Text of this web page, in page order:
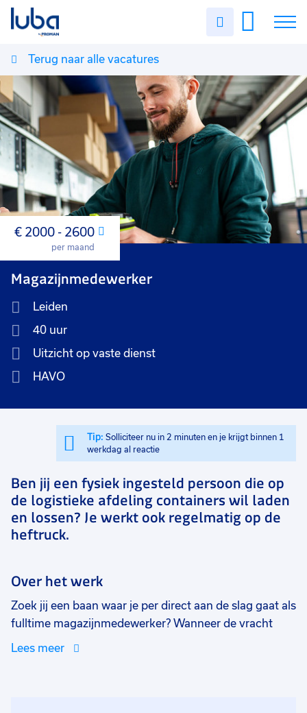
Uren
Vacatures
Over ons
Voor werkgevers
Contact
Terug naar alle vacatures
Maand
€ 2000 - 2600
per maand
Magazijnmedewerker
Leiden
40 uur
Uitzicht op vaste dienst
HAVO
Tip: Solliciteer nu in 2 minuten en je krijgt binnen 1
werkdag al reactie
Ben jij een fysiek ingesteld persoon die op
de logistieke afdeling containers wil laden
en lossen? Je werkt ook regelmatig op de
heftruck.
Over het werk
Zoek jij een baan waar je per direct aan de slag gaat als
fulltime magazijnmedewerker? Wanneer de vracht
aankomt ben jij samen met de rest van het team
Lees meer